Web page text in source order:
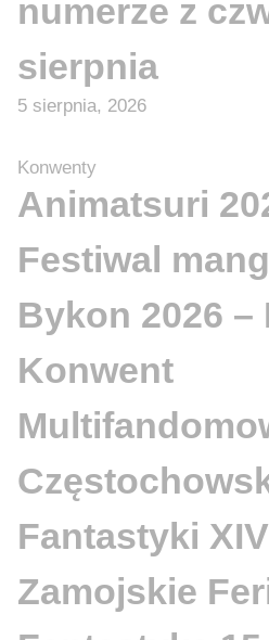
numerze z
sierpnia
5 sierpnia, 2026
Konwenty
Animatsuri
Festiwal
Bykon 2026
Konwent
Fantastyki XIV
Zamojskie